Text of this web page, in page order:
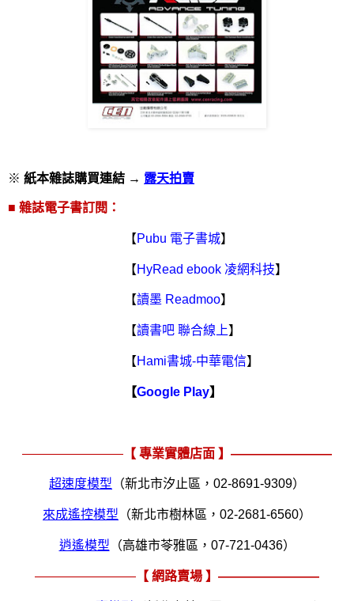
※ 紙本雜誌購買連結 → 露天拍賣
■ 雜誌電子書訂閱：
【Pubu 電子書城】
【HyRead ebook 凌網科技】
【讀墨 Readmoo】
【讀書吧 聯合線上】
【Hami書城-中華電信】
【Google Play】
———————— 【 專業實體店面 】————————
超速度模型 （新北市汐止區， 02-8691-9309）
來成遙控模型 （新北市樹林區， 02-2681-6560）
逍遙模型 （高雄市苓雅區， 07-721-0436）
———————— 【 網路賣場 】————————